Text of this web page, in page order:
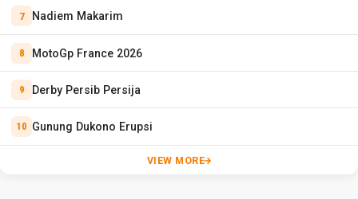
Nadiem Makarim
MotoGp France 2026
Derby Persib Persija
Gunung Dukono Erupsi
VIEW MORE